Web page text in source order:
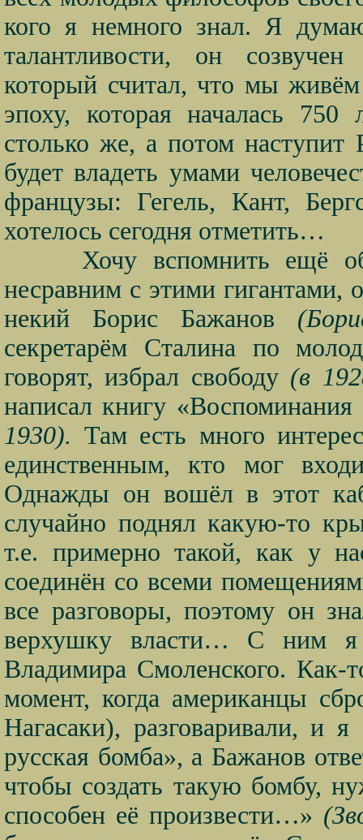
кого я немного знал. Я
талантливости, он
который считал, что мы
эпоху, которая началась
столько же, а потом наступит
будет владеть умами
французы: Гегель, Кант,
хотелось сегодня отметить…
Хочу вспомнить ещё
несравним с этими гигантами,
некий Борис Бажанов
секретарём Сталина по
говорят, избрал свободу (в
написал книгу
1930). Там есть много
единственным, кто мог
Однажды он вошёл в этот
случайно поднял какую-то
т.е. примерно такой, как у
соединён со всеми
все разговоры, поэтому он
верхушку власти… С ним я
Владимира Смоленского.
момент, когда американцы
Нагасаки), разговаривали, и
русская бомба», а Бажанов
чтобы создать такую бомбу,
способен её произвести…»